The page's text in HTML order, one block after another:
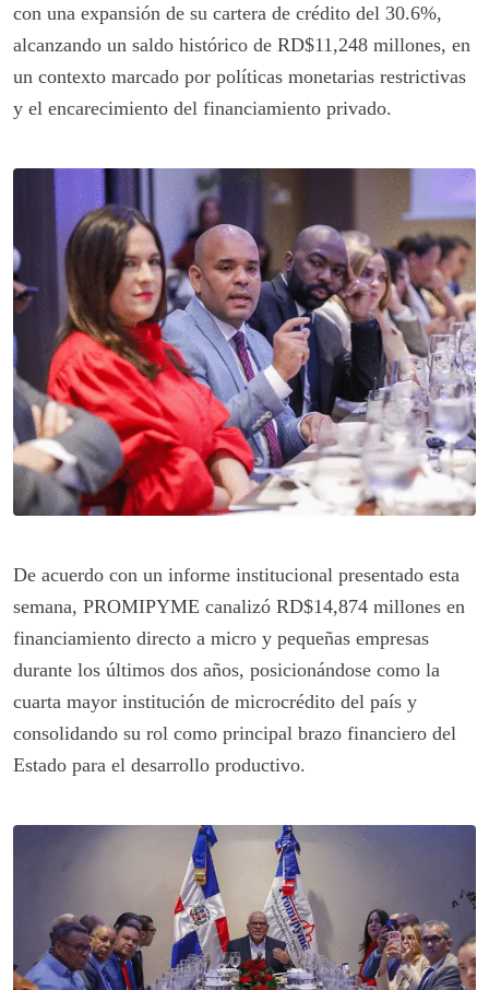
con una expansión de su cartera de crédito del 30.6%,
alcanzando un saldo histórico de RD$11,248 millones, en
un contexto marcado por políticas monetarias restrictivas
y el encarecimiento del financiamiento privado.
De acuerdo con un informe institucional presentado esta
semana, PROMIPYME canalizó RD$14,874 millones en
financiamiento directo a micro y pequeñas empresas
durante los últimos dos años, posicionándose como la
cuarta mayor institución de microcrédito del país y
consolidando su rol como principal brazo financiero del
Estado para el desarrollo productivo.